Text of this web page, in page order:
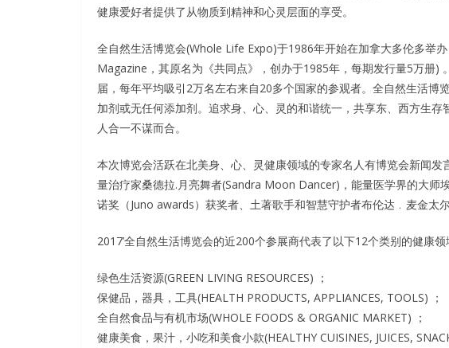
健康爱好者提供了从物质到精神和心灵层面的享受。
全自然生活博览会(Whole Life Expo)于1986年开始在加拿大多伦多举
Magazine，其原名为《共同点》，创办于1985年，每期发行量5万册)
届，每年平均吸引2万名左右来自20多个国家的参观者。全自然生活博
加剂或无任何添加剂。追求身、心、灵的和谐统一，共享东、西方生
人合一不谋而合。
本次博览会活跃在北美身、心、灵健康领域的专家名人有博览会新闻
量治疗家桑德拉.月亮舞者(Sandra Moon Dancer)，能量医学界的大师
诺奖（Juno awards）获奖者、土著歌手和智慧守护者布伦达﹒麦金太
2017’全自然生活博览会的近200个参展商代表了以下12个类别的健康领
绿色生活资源(GREEN LIVING RESOURCES) ；
保健品，器具，工具(HEALTH PRODUCTS, APPLIANCES, TOOLS) ；
全自然食品与有机市场(WHOLE FOODS & ORGANIC MARKET) ；
健康美食，果汁，小吃和美食小款(HEALTHY CUISINES, JUICES,